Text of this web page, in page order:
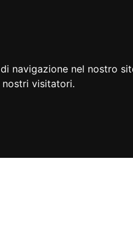
navigazione nel nostro
visitatori.